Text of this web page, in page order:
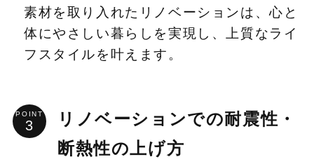
素材を取り入れたリノベーションは、心と
体にやさしい暮らしを実現し、上質なライ
フスタイルを叶えます。
POINT
リノベーションでの耐震性・
断熱性の上げ方